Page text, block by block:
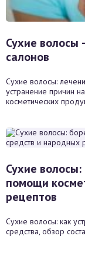
Сухие волосы
салонов
Сухие волосы:
устранение причин
косметических
Сухие
помощи
рецептов
Сухие волосы: как
средства, обзор